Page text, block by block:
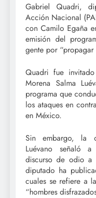
Gabriel Quadri,
Acción Nacional
con Camilo Egaña
emisión del
gente por
Quadri fue
Morena Salma
programa que
los ataques en
en México.
Sin embargo, la
Luévano señaló
discurso de odio a
diputado ha
cuales se refiere a
“hombres